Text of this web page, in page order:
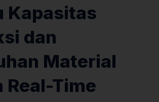
Kapasitas
dan
Material
Real-Time